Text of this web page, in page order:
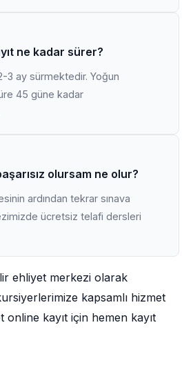
ne kadar sürer?
3 ay sürmektedir. Yoğun
45 güne kadar
olursam ne olur?
ardından tekrar sınava
ücretsiz telafi dersleri
ehliyet merkezi olarak
kapsamlı hizmet
online kayıt için hemen kayıt